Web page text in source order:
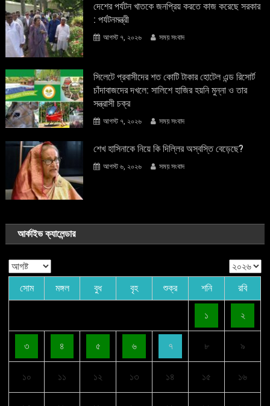
দেশের পর্যটন খাতকে জনপ্রিয় করতে কাজ করেছে সরকার
: পর্যটনমন্ত্রী
আগস্ট ৭, ২০২৬ সময় সংবাদ
সিলেটে প্রবাসীদের শত কোটি টাকার হোটেল এন্ড রিসোর্ট
চাঁদাবাজদের দখলে: সালিশে হাজির হয়নি মুন্না ও তার
সন্ত্রাসী চক্র
আগস্ট ৭, ২০২৬ সময় সংবাদ
শেখ হাসিনাকে নিয়ে কি দিল্লির অস্বস্তি বেড়েছে?
আগস্ট ৬, ২০২৬ সময় সংবাদ
আর্কাইভ ক্যালেন্ডার
সোম মঙ্গল বুধ বৃহ শুক্র শনি রবি
১ ২
৩ ৪ ৫ ৬ ৭ ৮ ৯
১০ ১১ ১২ ১৩ ১৪ ১৫ ১৬